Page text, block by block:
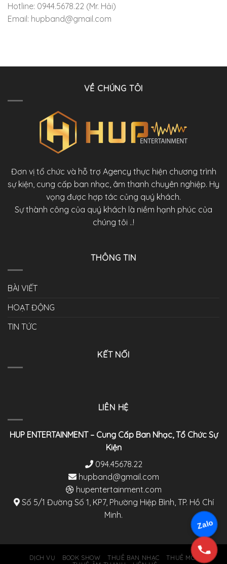
Hotline: 0944.5678.22 (Mr. Hải)
Email: hupband@gmail.com
VỀ CHÚNG TÔI
Đơn vị tổ chức và hỗ trợ Agency thực hiện chương trình
sự kiện, cung cấp ban nhạc, âm thanh chuyên nghiệp. Hy
vọng được hợp tác củng quý khách.
Sự thành công của quý khách là niềm hạnh phúc của
chúng tôi ..!
THÔNG TIN
BÀI VIẾT
HOẠT ĐỘNG
TIN TỨC
KẾT NỐI
LIÊN HỆ
HUP ENTERTAINMENT – Cung Cấp Ban Nhạc, Tổ Chức Sự
Kiện
094.45678.22
hupband@gmail.com
hupentertainment.com
Số 5/1 Đường Số 1, KP7, Phường Hiệp Bình, TP. Hồ Chí
Minh.
DỊCH VỤ BOOK SHOW THUÊ BAN NHẠC
THUÊ MC
Zalo